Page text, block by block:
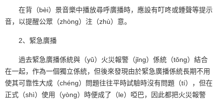
在背（bèi）景音樂中播放尋呼廣播時，應設有叮咚或鍾聲等提示
音，以提醒公眾（zhòng）注（zhù）意。
2、緊急廣播
過去緊急廣播係統與（yǔ）火災報警（jǐng）係統（tǒng）結合
在一起，作為一個獨立係統，但後來發現由於緊急廣播係統長期不用
使其可靠性大成（chéng）問題往往平時試驗時沒有問題（tí），但在
正式（shì）使用（yòng）時便成了（le）啞巴，因此都把火災報警